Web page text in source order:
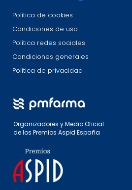
Política de cookies
Condiciones de uso
Política redes sociales
Condiciones generales
Política de privacidad
Organizadores y Medio Oficial
de los Premios Aspid España